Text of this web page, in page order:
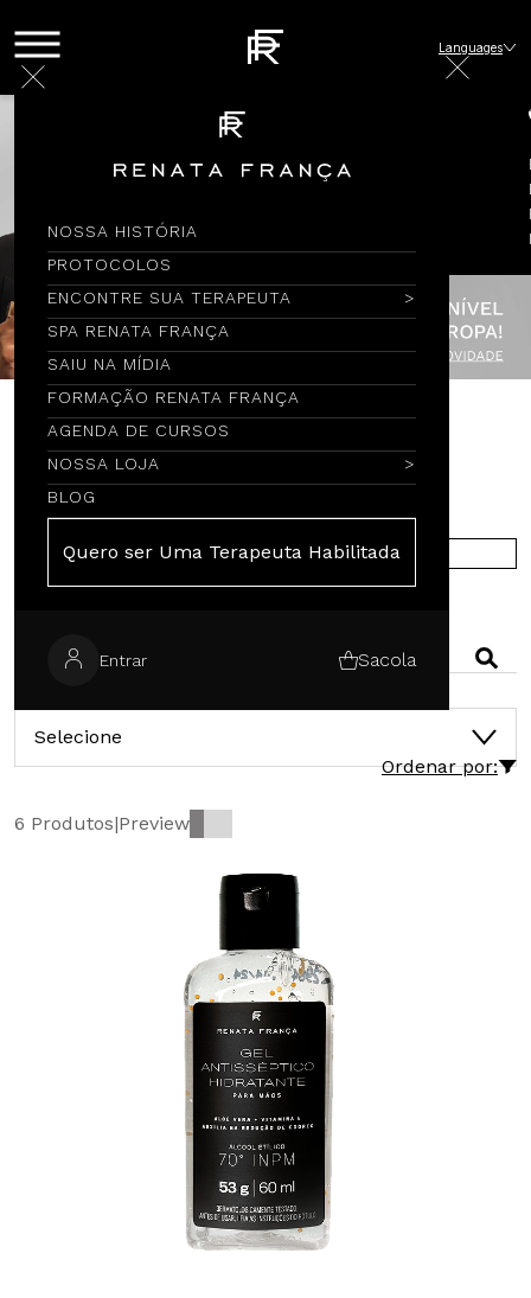
NOSSA HISTÓRIA
PROTOCOLOS
ENCONTRE SUA TERAPEUTA
SPA RENATA FRANÇA
SAIU NA MÍDIA
FORMAÇÃO RENATA FRANÇA
AGENDA DE CURSOS
NOSSA LOJA
BLOG
Quero ser Uma Terapeuta Habilitada
Entrar Sacola
Languages
Encontre por Nome
COMPRE NA EUROPA
Selecione
Ordenar por:
6 Produtos|Preview